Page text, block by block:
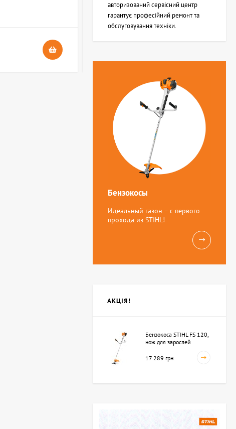
4
авторизований сервісний центр
гарантує професійний ремонт та
обслуговування техніки.
Бензокосы
Идеальный газон – с первого
прохода из STIHL!
АКЦІЯ!
Бензокоса STIHL FS 120,
нож для зарослей
17 289 грн.